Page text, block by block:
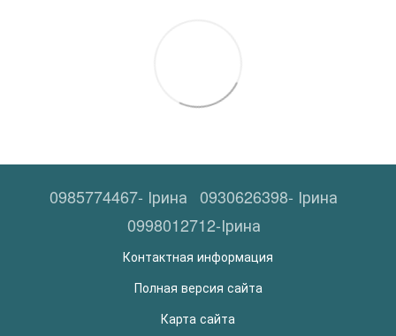
0985774467- Ірина 0930626398- Ірина
0998012712-Ірина
Контактная информация
Полная версия сайта
Карта сайта